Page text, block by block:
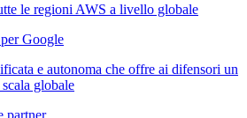
le regioni AWS a livello globale
Google
e autonoma che offre ai difensori un
globale
partner